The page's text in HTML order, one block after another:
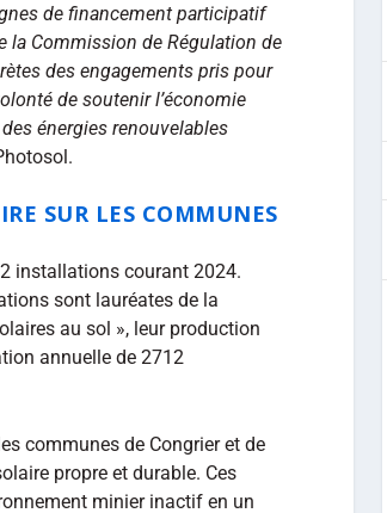
de financement participatif
la Commission de Régulation de
des engagements pris pour
de soutenir l’économie
énergies renouvelables
SUR LES COMMUNES
installations courant 2024.
sont lauréates de la
au sol », leur production
annuelle de 2712
communes de Congrier et de
propre et durable. Ces
minier inactif en un